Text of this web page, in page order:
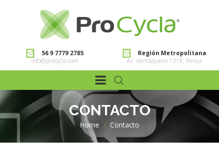
56 9 7779 2785
info@procycla.com
Región Metropolitana
Av. Ventisquero 1318, Renca
CONTACTO
Home >Contacto